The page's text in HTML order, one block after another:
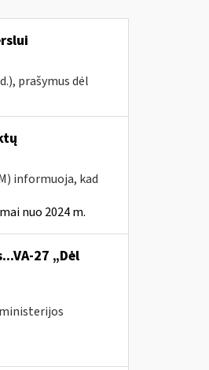
prašymus dėl
informuoja, kad
nuo 2024 m.
27 „Dėl